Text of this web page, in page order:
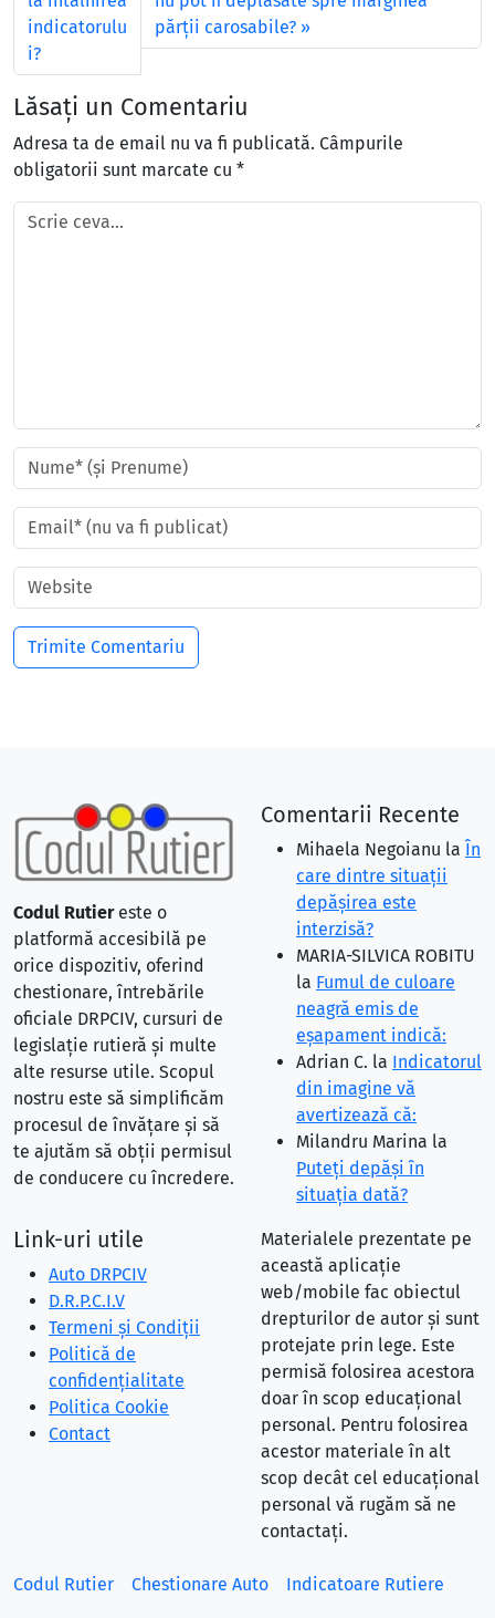
indicatorulu
i?
părții carosabile?
Lăsați un Comentariu
Adresa ta de email nu va fi publicată. Câmpurile
obligatorii sunt marcate cu *
Codul Rutiereste o
platformă accesibilă pe
orice dispozitiv, oferind
chestionare, întrebările
oficiale DRPCIV, cursuri de
legislație rutieră și multe
alte resurse utile. Scopul
nostru este să simplificăm
procesul de învățare și să
te ajutăm să obții permisul
de conducere cu încredere.
Comentarii Recente
Mihaela Negoianu la În
care dintre situaţii
depăşirea este
interzisă?
MARIA-SILVICA ROBITU
la Fumul de culoare
neagră emis de
eşapament indică:
Adrian C. la Indicatorul
din imagine vă
avertizează că:
Milandru Marina la
Puteţi depăşi în
situaţia dată?
Link-uri utile
Auto DRPCIV
D.R.P.C.I.V
Termeni și Condiții
Politică de
confidențialitate
Politica Cookie
Contact
Materialele prezentate pe
această aplicație
web/mobile fac obiectul
drepturilor de autor și sunt
protejate prin lege. Este
permisă folosirea acestora
doar în scop educațional
personal. Pentru folosirea
acestor materiale în alt
scop decât cel educațional
personal vă rugăm să ne
contactați.
Codul Rutier Chestionare Auto Indicatoare Rutiere